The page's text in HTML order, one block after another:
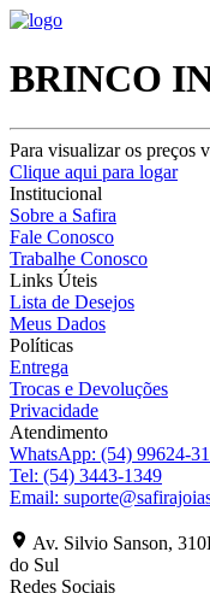
BRINCO
Para visualizar os preços
Clique aqui para logar
Institucional
Sobre a Safira
Fale Conosco
Trabalhe Conosco
Links Úteis
Lista de Desejos
Meus Dados
Políticas
Entrega
Trocas e Devoluções
Privacidade
Atendimento
WhatsApp: (54) 99624-
Tel: (54) 3443-1349
Email:
Av. Silvio Sanson,
do Sul
Redes Sociais